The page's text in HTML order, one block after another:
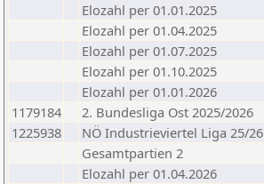
Elozahl per 01.01.2025
Elozahl per 01.04.2025
Elozahl per 01.07.2025
Elozahl per 01.10.2025
Elozahl per 01.01.2026
1179184
2. Bundesliga Ost 2025/2026
1225938
NÖ Industrieviertel Liga 25/26
Gesamtpartien 2
Elozahl per 01.04.2026